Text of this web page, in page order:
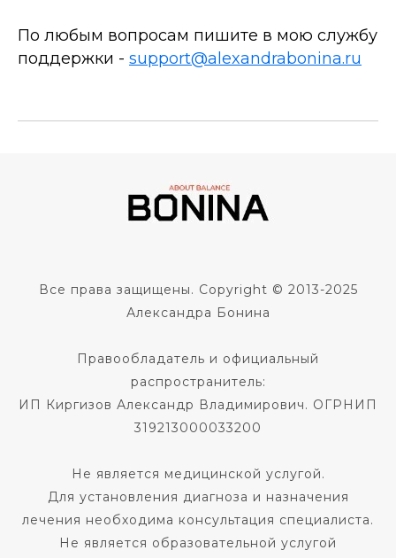
По любым вопросам пишите в мою службу
поддержки - support@alexandrabonina.ru
Все права защищены. Copyright © 2013-2025
Александра Бонина
Правообладатель и официальный
распространитель:
ИП Киргизов Александр Владимирович. ОГРНИП
319213000033200
Не является медицинской услугой.
Для установления диагноза и назначения
лечения необходима консультация специалиста.
Не является образовательной услугой